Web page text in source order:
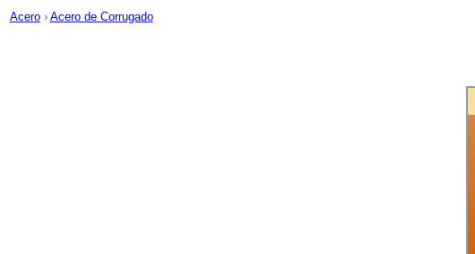
Acero › Acero de Corrugado